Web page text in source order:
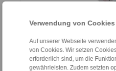
Verwendung von
Auf unserer Webseite
von Cookies. Wir setzen
erforderlich sind, um die
gewährleisten. Zudem setzten
Ausgleich von Radial- und
Kompakte Bauform
Drehstarr